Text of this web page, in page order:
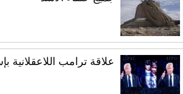
علاقة ترامب اللاعقلانية